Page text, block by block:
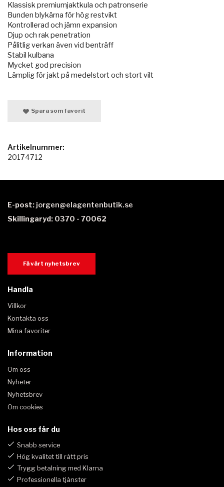
Klassisk premiumjaktkula och patronserie
Bunden blykärna för hög restvikt
Kontrollerad och jämn expansion
Djup och rak penetration
Pålitlig verkan även vid benträff
Stabil kulbana
Mycket god precision
Lämplig för jakt på medelstort och stort vilt
Spara som favorit
Artikelnummer:
20174712
E-post: jorgen@elagentenbutik.se
Skillingaryd: 0370 - 70062
Få vårt nyhetsbrev
Handla
Villkor
Kontakta oss
Mina favoriter
Information
Om oss
Nyheter
Nyhetsbrev
Om cookies
Hos oss får du
Snabb service
Hög kvalitet till rätt pris
Trygg betalning med Klarna
Professionella tjänster